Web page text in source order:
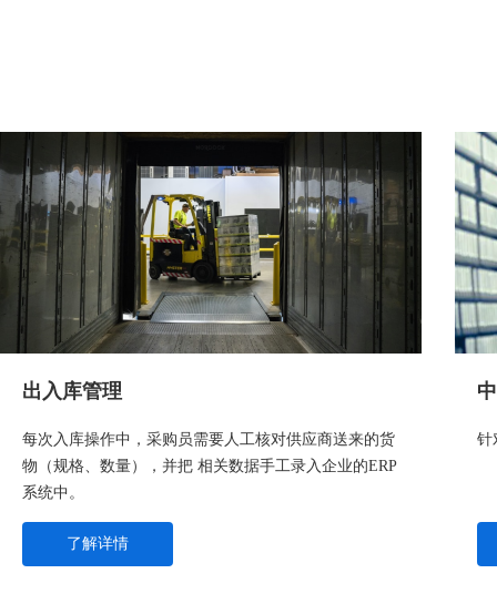
出入库管理
每次入库操作中，采购员需要人工核对供应商送来的货
物（规格、数量），并把 相关数据手工录入企业的ERP
系统中。
了解详情
针